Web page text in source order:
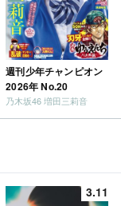
週刊少年チャンピオン
2026年 No.20
乃木坂46 増田三莉音
3.11